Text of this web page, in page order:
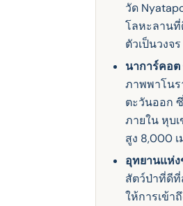
วัด
โลหะลาน
ตัวเป็นวงจ
นาการ์คอ
ภาพพาโนร
ตะวันออก
ภายใน หุบ
สูง 8,000
อุทยานแห่
สัตว์ป่าที่ดีที่
ให้การเข้า